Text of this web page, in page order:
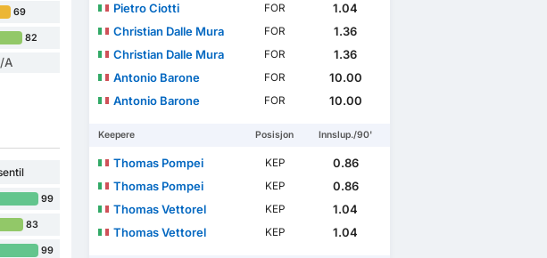
69
82
A
99
83
99
Pietro Ciotti
FOR
1.04
Christian Dalle Mura
FOR
1.36
Christian Dalle Mura
FOR
1.36
Antonio Barone
FOR
10.00
Antonio Barone
FOR 10.00
Keepere Posisjon Innslup./90'
Thomas Pompei KEP
0.86
Thomas Pompei
KEP
0.86
Thomas Vettorel
KEP
1.04
Thomas Vettorel
KEP 1.04